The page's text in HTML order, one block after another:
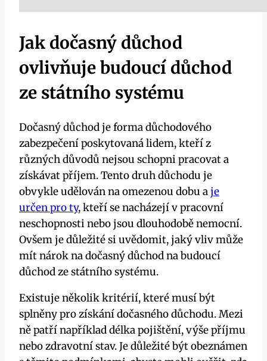
Jak dočasný důchod
ovlivňuje budoucí důchod
ze státního systému
Dočasný důchod je forma důchodového
zabezpečení poskytovaná lidem, kteří z
různých důvodů nejsou schopni pracovat a
získávat příjem. Tento druh důchodu je
obvykle udělován na omezenou dobu aje
určen pro ty, kteří se nacházejí v pracovní
neschopnosti nebo jsou dlouhodobě nemocní.
Ovšem je důležité si uvědomit, jaký vliv může
mít nárok na dočasný důchod na budoucí
důchod ze státního systému.
Existuje několik kritérií, které musí být
splněny pro získání dočasného důchodu. Mezi
ně patří například délka pojištění, výše příjmu
nebo zdravotní stav. Je důležité být obeznámen